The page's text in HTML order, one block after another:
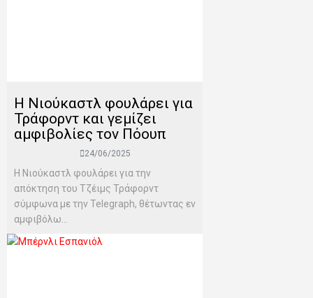
H Νιούκαστλ φουλάρει για
Τράφορντ και γεμίζει
αμφιβολίες τον Πόουπ
24/06/2025
Η Νιούκαστλ φουλάρει για την
απόκτηση του Τζέιμς Τράφορντ
σύμφωνα με την Telegraph, θέτωντας εν
αμφιβόλω...